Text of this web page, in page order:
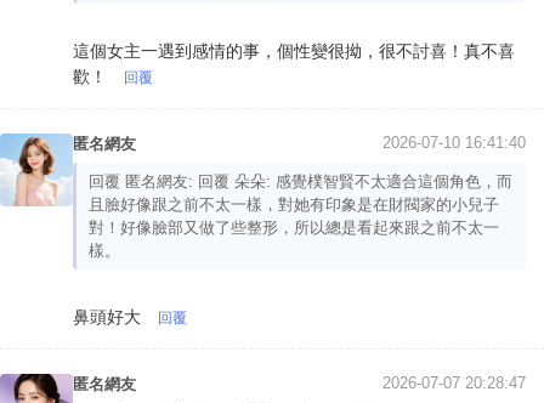
這個女主一遇到感情的事，個性變很拗，很不討喜！真不喜
歡！
回覆
匿名網友 2026-07-10 16:41:40
回覆 匿名網友: 回覆 朵朵: 感覺樸智賢不太適合這個角色，而
且臉好像跟之前不太一樣，對她有印象是在財閥家的小兒子
對！好像臉部又做了些整形，所以總是看起來跟之前不太一
樣。
鼻頭好大 回覆
匿名網友 2026-07-07 20:28:47